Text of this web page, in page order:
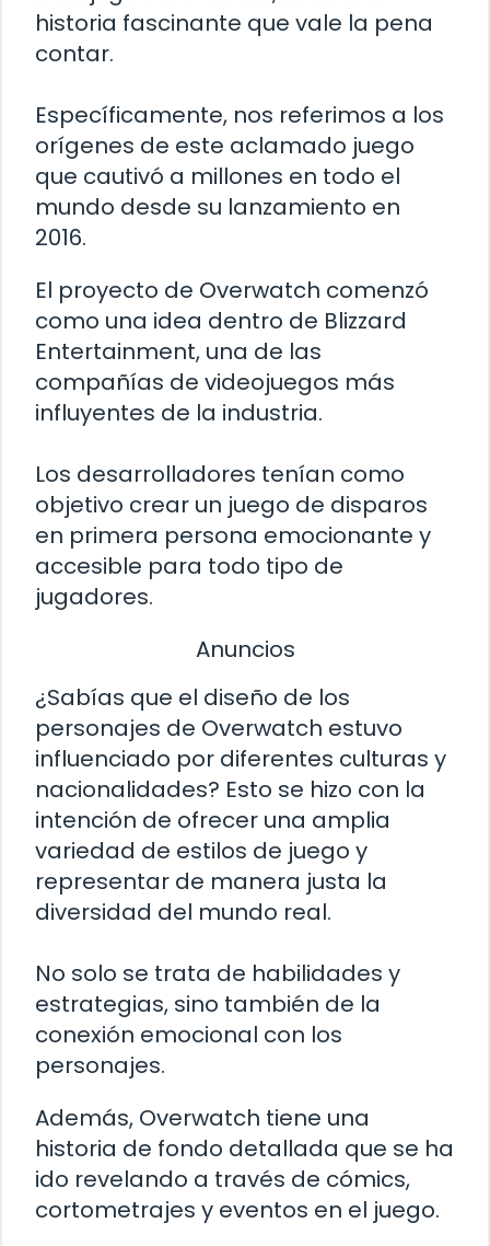
historia fascinante que vale la pena
contar.
Específicamente, nos referimos a los
orígenes de este aclamado juego
que cautivó a millones en todo el
mundo desde su lanzamiento en
2016.
El proyecto de Overwatch comenzó
como una idea dentro de Blizzard
Entertainment, una de las
compañías de videojuegos más
influyentes de la industria.
Los desarrolladores tenían como
objetivo crear un juego de disparos
en primera persona emocionante y
accesible para todo tipo de
jugadores.
Anuncios
¿Sabías que el diseño de los
personajes de Overwatch estuvo
influenciado por diferentes culturas y
nacionalidades? Esto se hizo con la
intención de ofrecer una amplia
variedad de estilos de juego y
representar de manera justa la
diversidad del mundo real.
No solo se trata de habilidades y
estrategias, sino también de la
conexión emocional con los
personajes.
Además, Overwatch tiene una
historia de fondo detallada que se ha
ido revelando a través de cómics,
cortometrajes y eventos en el juego.